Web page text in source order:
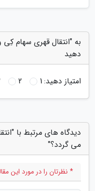
به "انتقال قهری سهام کِی
دهید
امتیاز دهید:1
2
دیدگاه های مرتبط با
می گردد؟"
* نظرتان را در مورد این